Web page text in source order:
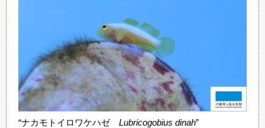
“ナカモトイロワケハゼ Lubricogobius dinah”